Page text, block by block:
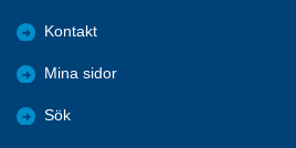
Kontakt
Mina sidor
Sök